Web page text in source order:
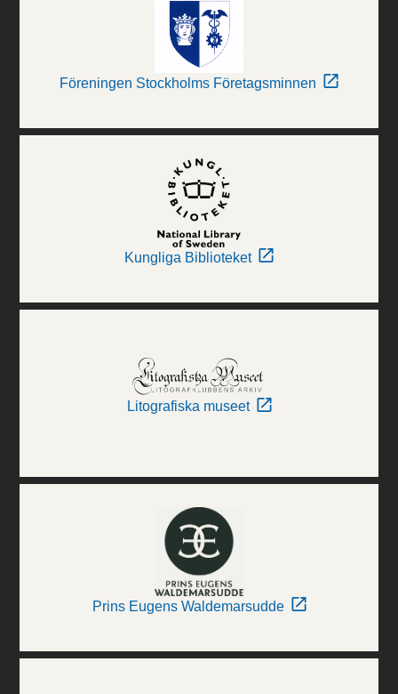
Föreningen Stockholms Företagsminnen
Kungliga Biblioteket
Litografiska museet
Prins Eugens Waldemarsudde